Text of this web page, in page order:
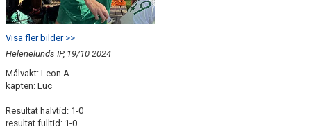
Visa fler bilder >>
Helenelunds IP, 19/10 2024
Målvakt: Leon A
kapten: Luc
Resultat halvtid: 1-0
resultat fulltid: 1-0